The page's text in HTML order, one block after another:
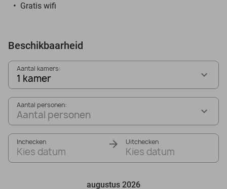
Gratis wifi
Beschikbaarheid
Aantal kamers:
1 kamer
Aantal personen:
Aantal personen
Inchecken
Kies datum
Uitchecken
Kies datum
augustus 2026